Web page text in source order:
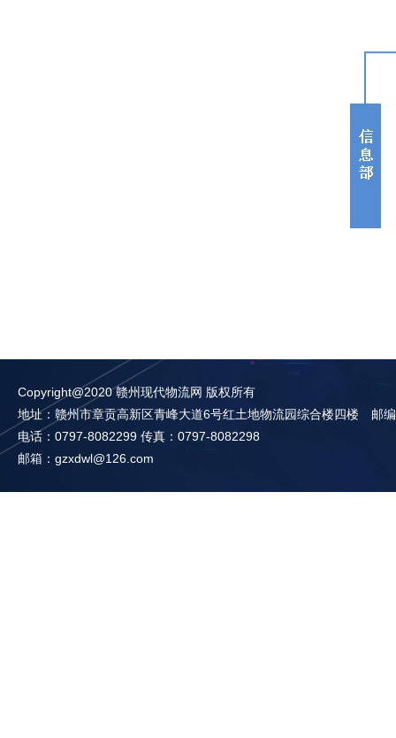
Copyright@2020 赣州现代物流网 版权所有
地址：赣州市章贡高新区青峰大道6号红土地物流园综合楼四楼 邮
电话：0797-8082299 传真：0797-8082298
邮箱：gzxdwl@126.com